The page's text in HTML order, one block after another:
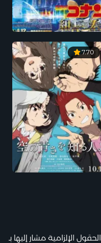
7.70
الحقول الإلزامية مشار إليها بـ